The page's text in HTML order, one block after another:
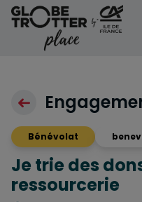
Aller au contenu
Bénévolat
Je trie des
ressourcerie